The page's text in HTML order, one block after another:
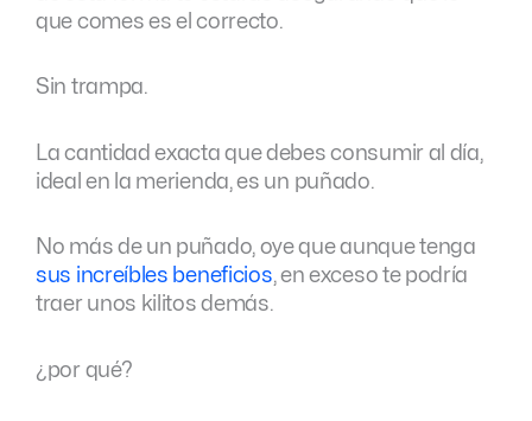
que comes es el correcto.
Sin trampa.
La cantidad exacta que debes consumir al día,
ideal en la merienda, es un puñado.
No más de un puñado, oye que aunque tenga
sus increíbles beneficios, en exceso te podría
traer unos kilitos demás.
¿por qué?